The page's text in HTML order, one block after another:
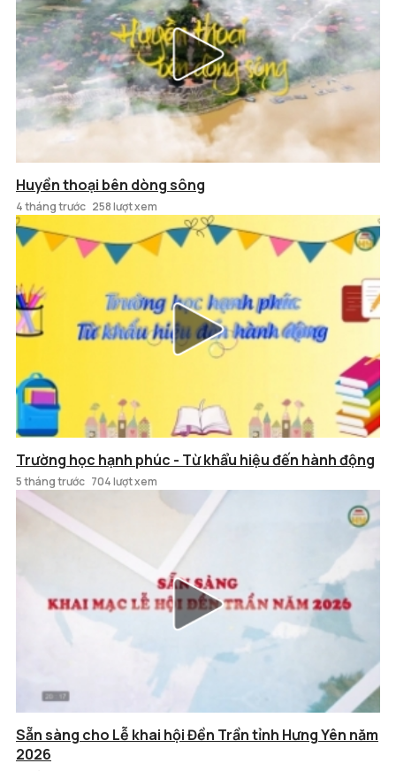
Huyền thoại bên dòng sông
4 tháng trước 258 lượt xem
Trường học hạnh phúc - Từ khẩu hiệu đến hành động
5 tháng trước 704 lượt xem
Sẵn sàng cho Lễ khai hội Đền Trần tỉnh Hưng Yên năm
2026